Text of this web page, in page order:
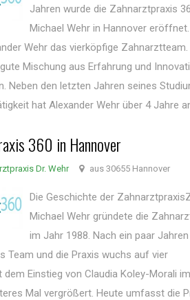
Jahren wurde die Zahnarztpraxis
Michael Wehr in Hannover
Wehr das vierköpfige
Mischung aus Erfahrung und
Neben den letzten Jahren seines
hat Alexander Wehr über 4 Jahre
360 in Hannover
Dr. Wehr aus 30655 Hannover
Die Geschichte der
Michael Wehr gründete die
im Jahr 1988. Nach ein paar
Team und die Praxis wuchs auf vier
dem Einstieg von Claudia Koley-Morali
Mal vergrößert. Heute umfasst die